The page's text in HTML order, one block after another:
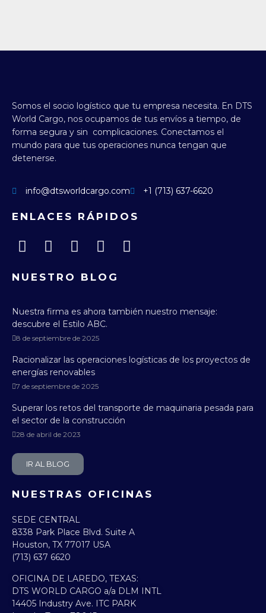
Somos el socio logístico que tu empresa necesita. En DTS
World Cargo, nos ocupamos de tus envíos a tiempo, de
forma segura y sin complicaciones. Conectamos el
mundo para que tus operaciones nunca tengan que
detenerse.
info@dtsworldcargo.com +1 (713) 637-6620
ENLACES RÁPIDOS
NUESTRO BLOG
Nuestra firma es ahora también nuestro mensaje:
descubre el Estilo ABC.
8 de septiembre de 2025
Racionalizar las operaciones logísticas de los proyectos de
energías renovables
7 de septiembre de 2025
Superar los retos del transporte de maquinaria pesada para
el sector de la construcción
28 de abril de 2023
IR AL BLOG
NUESTRAS OFICINAS
SEDE CENTRAL
8338 Park Place Blvd. Suite A
Houston, TX 77017 USA
(713) 637 6620
OFICINA DE LAREDO, TEXAS:​
DTS WORLD CARGO a/a DLM INTL
14405 Industry Ave. ITC PARK